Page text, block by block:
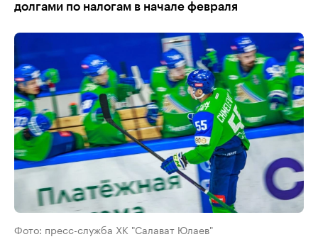
долгами по налогам в начале февраля
Фото: пресс-служба ХК "Салават Юлаев"